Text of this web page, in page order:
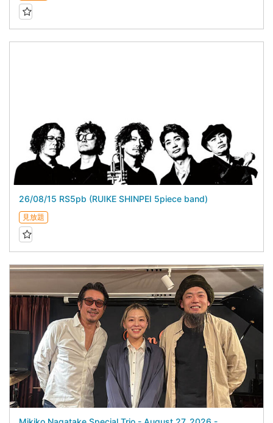
26/08/15 RS5pb (RUIKE SHINPEI 5piece band)
見放題